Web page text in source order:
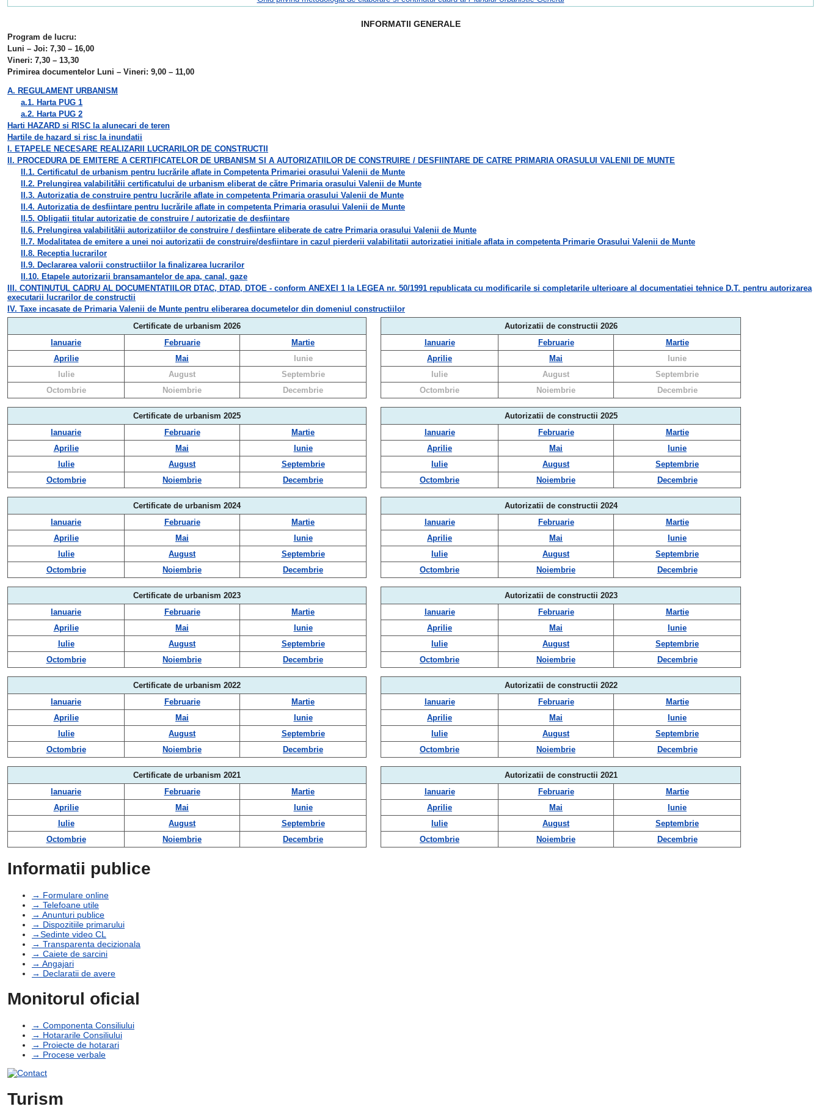
INFORMATII GENERALE
Program de lucru:
Luni – Joi: 7,30 – 16,00
Vineri: 7,30 – 13,30
Primirea documentelor Luni – Vineri: 9,00 – 11,00
A. REGULAMENT URBANISM
a.1. Harta PUG 1
a.2. Harta PUG 2
Harti HAZARD si RISC la alunecari de teren
Hartile de hazard si risc la inundatii
I. ETAPELE NECESARE REALIZARII LUCRARILOR DE CONSTRUCTII
II. PROCEDURA DE EMITERE A CERTIFICATELOR DE URBANISM SI A AUTORIZATIILOR DE CONSTRUIRE / DESFIINTARE DE CATRE PRIMARIA ORASULUI VALENII DE MUNTE
II.1. Certificatul de urbanism pentru lucrările aflate in Competenta Primariei orasului Valenii de Munte
II.2. Prelungirea valabilităłii certificatului de urbanism eliberat de către Primaria orasului Valenii de Munte
II.3. Autorizatia de construire pentru lucrările aflate in competenta Primaria orasului Valenii de Munte
II.4. Autorizatia de desfiintare pentru lucrările aflate in competenta Primaria orasului Valenii de Munte
II.5. Obligatii titular autorizatie de construire / autorizatie de desfiintare
II.6. Prelungirea valabilităłii autorizatiilor de construire / desfiintare eliberate de catre Primaria orasului Valenii de Munte
II.7. Modalitatea de emitere a unei noi autorizatii de construire/desfiintare in cazul pierderii valabilitatii autorizatiei initiale aflata in competenta Primarie Orasului Valenii de Munte
II.8. Receptia lucrarilor
II.9. Declararea valorii constructiilor la finalizarea lucrarilor
II.10. Etapele autorizarii bransamantelor de apa, canal, gaze
III. CONTINUTUL CADRU AL DOCUMENTATIILOR DTAC, DTAD, DTOE - conform ANEXEI 1 la LEGEA nr. 50/1991 republicata cu modificarile si completarile ulterioare al documentatiei tehnice D.T. pentru autorizarea
executarii lucrarilor de constructii
IV. Taxe incasate de Primaria Valenii de Munte pentru eliberarea documetelor din domeniul constructiilor
Certificate de urbanism 2026
Autorizatii de constructii 2026
Ianuarie
Februarie Martie Ianuarie Februarie
Martie
Aprilie
Mai Iunie Aprilie Mai
Iunie
Iulie
August Septembrie Iulie August
Septembrie
Octombrie
Noiembrie Decembrie Octombrie Noiembrie Decembrie
Certificate de urbanism 2025
Autorizatii de constructii 2025
Ianuarie
Februarie Martie Ianuarie Februarie
Martie
Aprilie
Mai Iunie Aprilie Mai
Iunie
Iulie
August Septembrie Iulie August
Septembrie
Octombrie
Noiembrie Decembrie Octombrie Noiembrie Decembrie
Certificate de urbanism 2024
Autorizatii de constructii 2024
Ianuarie
Februarie Martie Ianuarie Februarie
Martie
Aprilie
Mai Iunie Aprilie Mai
Iunie
Iulie
August Septembrie Iulie August
Septembrie
Octombrie
Noiembrie Decembrie Octombrie Noiembrie Decembrie
Certificate de urbanism 2023
Autorizatii de constructii 2023
Ianuarie
Februarie Martie Ianuarie Februarie
Martie
Aprilie
Mai Iunie Aprilie Mai
Iunie
Iulie
August Septembrie Iulie August
Septembrie
Octombrie
Noiembrie Decembrie Octombrie Noiembrie Decembrie
Certificate de urbanism 2022
Autorizatii de constructii 2022
Ianuarie
Februarie Martie Ianuarie Februarie
Martie
Aprilie
Mai Iunie Aprilie Mai
Iunie
Iulie
August Septembrie Iulie August
Septembrie
Octombrie
Noiembrie Decembrie Octombrie Noiembrie Decembrie
Certificate de urbanism 2021
Autorizatii de constructii 2021
Ianuarie
Februarie Martie Ianuarie Februarie
Martie
Aprilie
Mai Iunie Aprilie Mai
Iunie
Iulie
August Septembrie Iulie August
Septembrie
Octombrie
Noiembrie Decembrie Octombrie Noiembrie Decembrie
Informatii publice
→ Formulare online
→ Telefoane utile
→ Anunturi publice
→ Dispozitiile primarului
→Sedinte video CL
→ Transparenta decizionala
→ Caiete de sarcini
→ Angajari
→ Declaratii de avere
Monitorul oficial
→ Componenta Consiliului
→ Hotararile Consiliului
→ Proiecte de hotarari
→ Procese verbale
Turism